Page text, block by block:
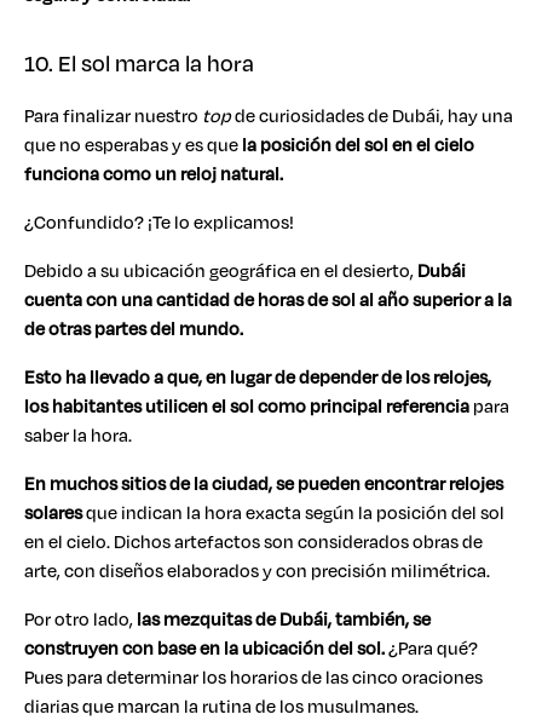
10. El sol marca la hora
Para finalizar nuestro topde curiosidades de Dubái, hay una
que no esperabas y es quela posición del sol en el cielo
funciona como un reloj natural.
¿Confundido? ¡Te lo explicamos!
Debido a su ubicación geográfica en el desierto,Dubái
cuenta con una cantidad de horas de sol al año superior a la
de otras partes del mundo.
Esto ha llevado a que, en lugar de depender de los relojes,
los habitantes utilicen el solcomo principal referenciapara
saber la hora.
En muchos sitios de la ciudad, se pueden encontrar relojes
solaresque indican la hora exacta según la posición del sol
en el cielo. Dichos artefactos son considerados obras de
arte, con diseños elaborados y con precisión milimétrica.
Por otro lado,las mezquitas de Dubái, también, se
construyen con base en la ubicación del sol.¿Para qué?
Pues para determinar los horarios de las cinco oraciones
diarias que marcan la rutina de los musulmanes.